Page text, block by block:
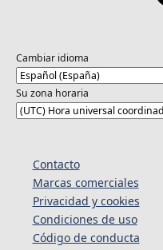
Cambiar idioma
Su zona horaria
Contacto
Marcas comerciales
Privacidad y cookies
Condiciones de uso
Código de conducta